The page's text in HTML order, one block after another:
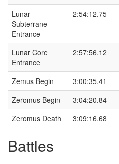
Lunar
Subterrane
Entrance
2:54:12.75
Lunar Core
Entrance
2:57:56.12
Zemus Begin 3:00:35.41
Zeromus Begin
3:04:20.84
Zeromus Death
3:09:16.68
Battles